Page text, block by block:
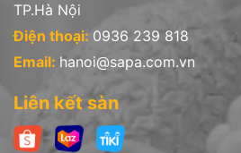
TP.Hà Nội
Điện thoại: 0936 239 818
Email: hanoi@sapa.com.vn
Liên kết sàn